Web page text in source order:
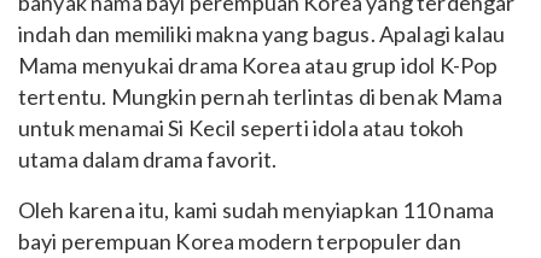
indah dan memiliki makna yang bagus. Apalagi kalau
Mama menyukai drama Korea atau grup idol K-Pop
tertentu. Mungkin pernah terlintas di benak Mama
untuk menamai Si Kecil seperti idola atau tokoh
utama dalam drama favorit.
Oleh karena itu, kami sudah menyiapkan 110 nama
bayi perempuan Korea modern terpopuler dan